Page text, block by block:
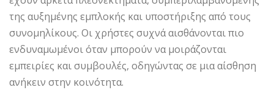
της αυξημένης εμπλοκής και υποστήριξης από τους
συνομηλίκους. Οι χρήστες συχνά αισθάνονται πιο
ενδυναμωμένοι όταν μπορούν να μοιράζονται
εμπειρίες και συμβουλές, οδηγώντας σε μια αίσθηση
ανήκειν στην κοινότητα.